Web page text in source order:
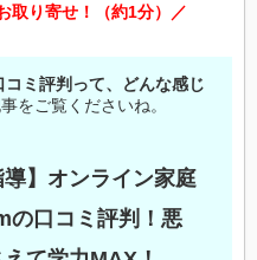
取り寄せ！（約1分）／
コミ評判って、どんな感じ
をご覧くださいね。
導】オンライン家庭
の口コミ評判！悪